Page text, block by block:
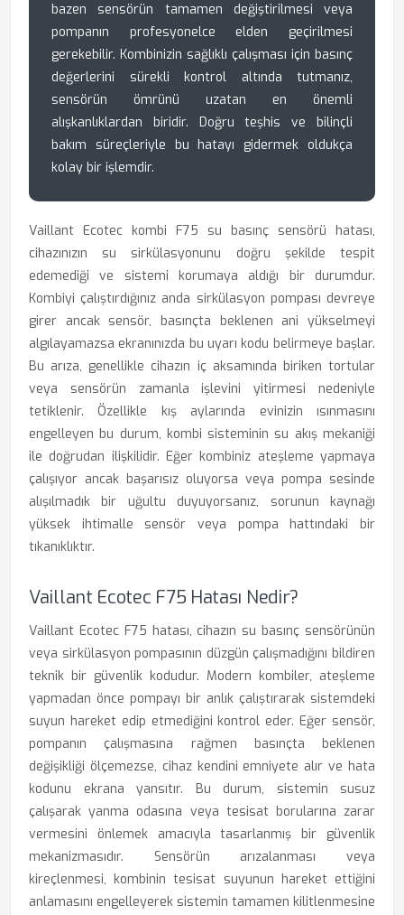
bazen sensörün tamamen değiştirilmesi veya
pompanın profesyonelce elden geçirilmesi
gerekebilir. Kombinizin sağlıklı çalışması için basınç
değerlerini sürekli kontrol altında tutmanız,
sensörün ömrünü uzatan en önemli
alışkanlıklardan biridir. Doğru teşhis ve bilinçli
bakım süreçleriyle bu hatayı gidermek oldukça
kolay bir işlemdir.
Vaillant Ecotec kombi F75 su basınç sensörü hatası,
cihazınızın su sirkülasyonunu doğru şekilde tespit
edemediği ve sistemi korumaya aldığı bir durumdur.
Kombiyi çalıştırdığınız anda sirkülasyon pompası devreye
girer ancak sensör, basınçta beklenen ani yükselmeyi
algılayamazsa ekranınızda bu uyarı kodu belirmeye başlar.
Bu arıza, genellikle cihazın iç aksamında biriken tortular
veya sensörün zamanla işlevini yitirmesi nedeniyle
tetiklenir. Özellikle kış aylarında evinizin ısınmasını
engelleyen bu durum, kombi sisteminin su akış mekaniği
ile doğrudan ilişkilidir. Eğer kombiniz ateşleme yapmaya
çalışıyor ancak başarısız oluyorsa veya pompa sesinde
alışılmadık bir uğultu duyuyorsanız, sorunun kaynağı
yüksek ihtimalle sensör veya pompa hattındaki bir
tıkanıklıktır.
Vaillant Ecotec F75 Hatası Nedir?
Vaillant Ecotec F75 hatası, cihazın su basınç sensörünün
veya sirkülasyon pompasının düzgün çalışmadığını bildiren
teknik bir güvenlik kodudur. Modern kombiler, ateşleme
yapmadan önce pompayı bir anlık çalıştırarak sistemdeki
suyun hareket edip etmediğini kontrol eder. Eğer sensör,
pompanın çalışmasına rağmen basınçta beklenen
değişikliği ölçemezse, cihaz kendini emniyete alır ve hata
kodunu ekrana yansıtır. Bu durum, sistemin susuz
çalışarak yanma odasına veya tesisat borularına zarar
vermesini önlemek amacıyla tasarlanmış bir güvenlik
mekanizmasıdır. Sensörün arızalanması veya
kireçlenmesi, kombinin tesisat suyunun hareket ettiğini
anlamasını engelleyerek sistemin tamamen kilitlenmesine